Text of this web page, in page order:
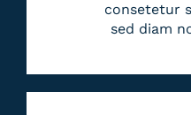
consetetur
sed diam